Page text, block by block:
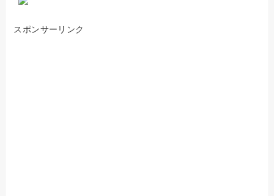
スポンサーリンク